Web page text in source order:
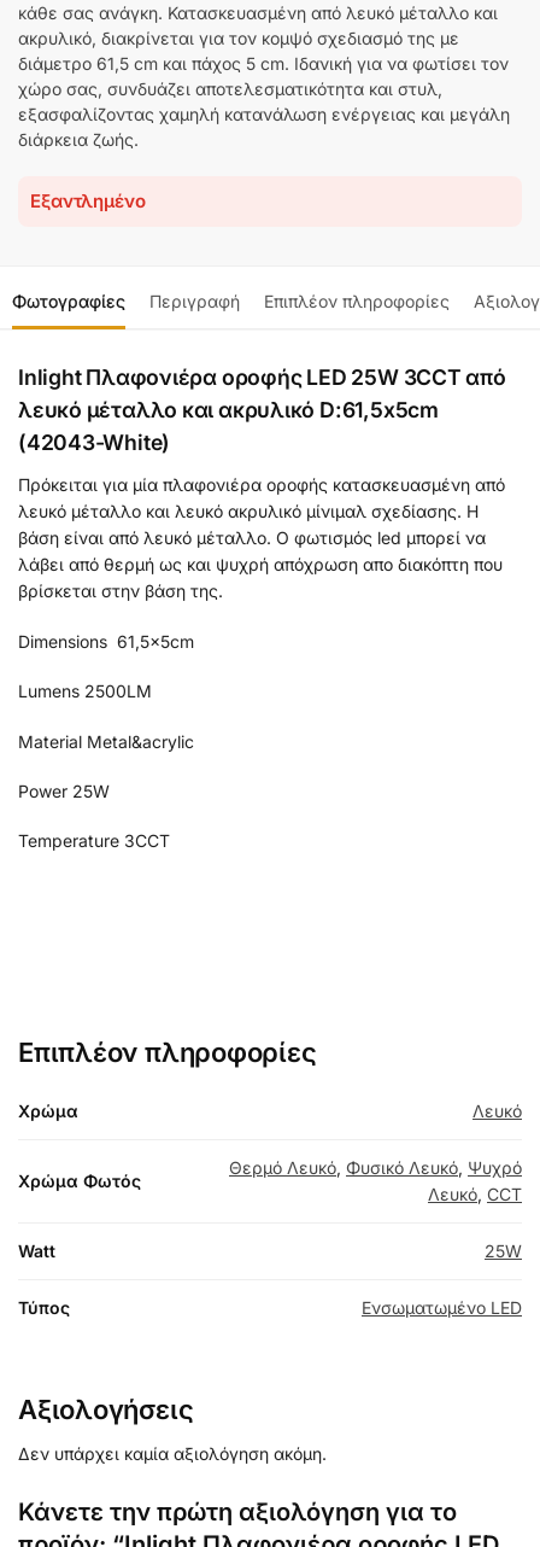
κάθε σας ανάγκη. Κατασκευασμένη από λευκό μέταλλο και
ακρυλικό, διακρίνεται για τον κομψό σχεδιασμό της με
διάμετρο 61,5 cm και πάχος 5 cm. Ιδανική για να φωτίσει τον
χώρο σας, συνδυάζει αποτελεσματικότητα και στυλ,
εξασφαλίζοντας χαμηλή κατανάλωση ενέργειας και μεγάλη
διάρκεια ζωής.
Εξαντλημένο
Φωτογραφίες Περιγραφή Επιπλέον πληροφορίες
Inlight Πλαφονιέρα οροφής LED 25W 3CCT από
λευκό μέταλλο και ακρυλικό D:61,5x5cm
(42043-White)
Πρόκειται για μία πλαφονιέρα οροφής κατασκευασμένη από
λευκό μέταλλο και λευκό ακρυλικό μίνιμαλ σχεδίασης. Η
βάση είναι από λευκό μέταλλο. Ο φωτισμός led μπορεί να
λάβει από θερμή ως και ψυχρή απόχρωση απο διακόπτη που
βρίσκεται στην βάση της.
Dimensions 61,5x5cm
Lumens 2500LM
Material Metal&acrylic
Power 25W
Temperature 3CCT
Επιπλέον πληροφορίες
Χρώμα Λευκό
Χρώμα Φωτός
Θερμό Λευκό, Φυσικό Λευκό, Ψυχρό
Λευκό, CCT
Watt 25W
Τύπος Ενσωματωμένο LED
Αξιολογήσεις
Δεν υπάρχει καμία αξιολόγηση ακόμη.
Κάνετε την πρώτη αξιολόγηση για το